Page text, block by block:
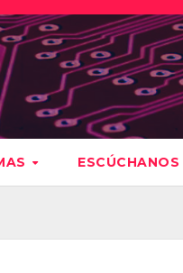
ESCÚCHANOS